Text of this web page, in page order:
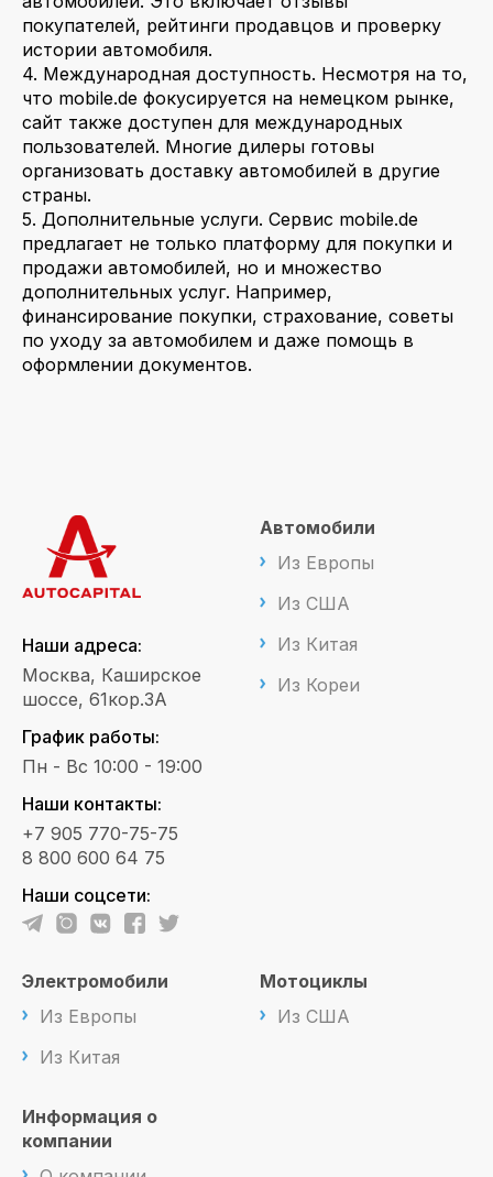
покупателей, рейтинги продавцов и проверку
истории автомобиля.
4. Международная доступность. Несмотря на то,
что mobile.de фокусируется на немецком рынке,
сайт также доступен для международных
пользователей. Многие дилеры готовы
организовать доставку автомобилей в другие
страны.
5. Дополнительные услуги. Сервис mobile.de
предлагает не только платформу для покупки и
продажи автомобилей, но и множество
дополнительных услуг. Например,
финансирование покупки, страхование, советы
по уходу за автомобилем и даже помощь в
оформлении документов.
Наши адреса:
Москва, Каширское
шоссе, 61кор.3А
График работы:
Пн - Вс 10:00 - 19:00
Наши контакты:
+7 905 770-75-75
8 800 600 64 75
Наши соцсети:
Автомобили
Из Европы
Из США
Из Китая
Из Кореи
Электромобили
Из Европы
Из Китая
Мотоциклы
Из США
Информация о
компании